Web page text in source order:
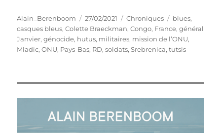
Auteur
Alain_Berenboom
Publié
le
27/02/2021 Catégories
Chroniques Étiquettes
blues,
casques bleus,Colette Braeckman,Congo, France,général
Janvier,génocide, hutus, militaires, mission de l’ONU,
Mladic,ONU, Pays-Bas, RD,soldats,Srebrenica,tutsis